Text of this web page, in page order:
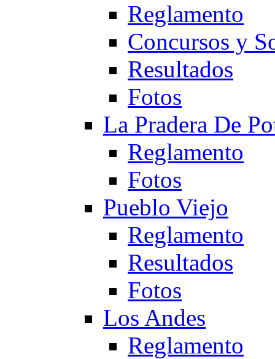
Reglamento
Concursos y
Resultados
Fotos
La Pradera De
Reglamento
Fotos
Pueblo Viejo
Reglamento
Resultados
Fotos
Los Andes
Reglamento